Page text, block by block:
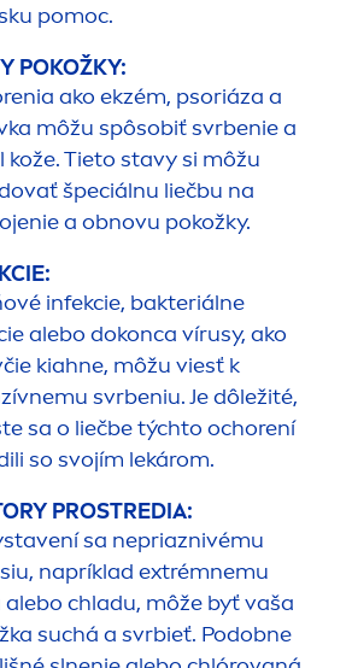
pomoc.
POKOŽKY:
ako ekzém, psoriáza a
môžu spôsobiť svrbenie a
kože. Tieto stavy si môžu
špeciálnu liečbu na
a obnovu pokožky.
infekcie, bakteriálne
alebo dokonca vírusy, ako
kiahne, môžu viesť k
svrbeniu. Je dôležité,
sa o liečbe týchto ochorení
so svojím lekárom.
PROSTREDIA:
sa nepriaznivému
napríklad extrémnemu
chladu, môže byť vaša
suchá a svrbieť. Podobne